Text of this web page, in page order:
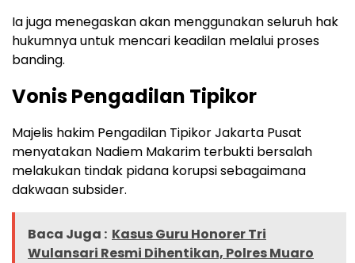
Ia juga menegaskan akan menggunakan seluruh hak
hukumnya untuk mencari keadilan melalui proses
banding.
Vonis Pengadilan Tipikor
Majelis hakim Pengadilan Tipikor Jakarta Pusat
menyatakan Nadiem Makarim terbukti bersalah
melakukan tindak pidana korupsi sebagaimana
dakwaan subsider.
Baca Juga : Kasus Guru Honorer Tri
Wulansari Resmi Dihentikan, Polres Muaro